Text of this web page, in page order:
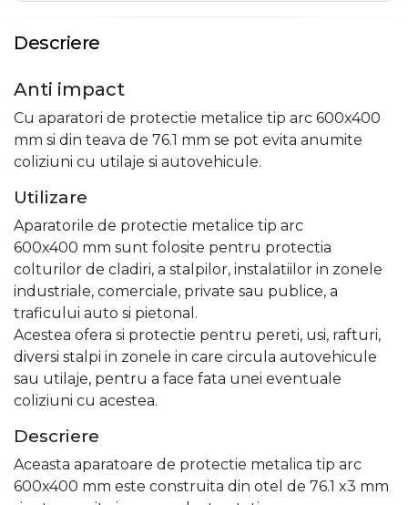
Descriere
Anti impact
Cu aparatori de protectie metalice tip arc 600x400
mm si din teava de 76.1 mm se pot evita anumite
coliziuni cu utilaje si autovehicule.
Utilizare
Aparatorile de protectie metalice tip arc
600x400 mm sunt folosite pentru protectia
colturilor de cladiri, a stalpilor, instalatiilor in zonele
industriale, comerciale, private sau publice, a
traficului auto si pietonal.
Acestea ofera si protectie pentru pereti, usi, rafturi,
diversi stalpi in zonele in care circula autovehicule
sau utilaje, pentru a face fata unei eventuale
coliziuni cu acestea.
Descriere
Aceasta aparatoare de protectie metalica tip arc
600x400 mm este construita din otel de 76.1 x3 mm